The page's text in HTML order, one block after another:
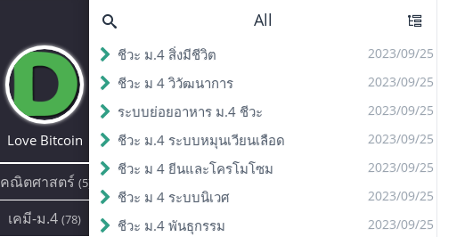
Love Bitcoin
คณิตศาสตร์ (5)
เคมี-ม.4 (78)
All
ชีวะ ม.4 สิ่งมีชีวิต 2023/09/25
ชีวะ ม 4 วิวัฒนาการ 2023/09/25
ระบบย่อยอาหาร ม.4 ชีวะ 2023/09/25
ชีวะ ม.4 ระบบหมุนเวียนเลือด 2023/09/25
ชีวะ ม 4 ยีนและโครโมโซม 2023/09/25
ชีวะ ม 4 ระบบนิเวศ 2023/09/25
ชีวะ ม.4 พันธุกรรม 2023/09/25